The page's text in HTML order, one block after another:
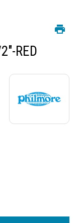
RED